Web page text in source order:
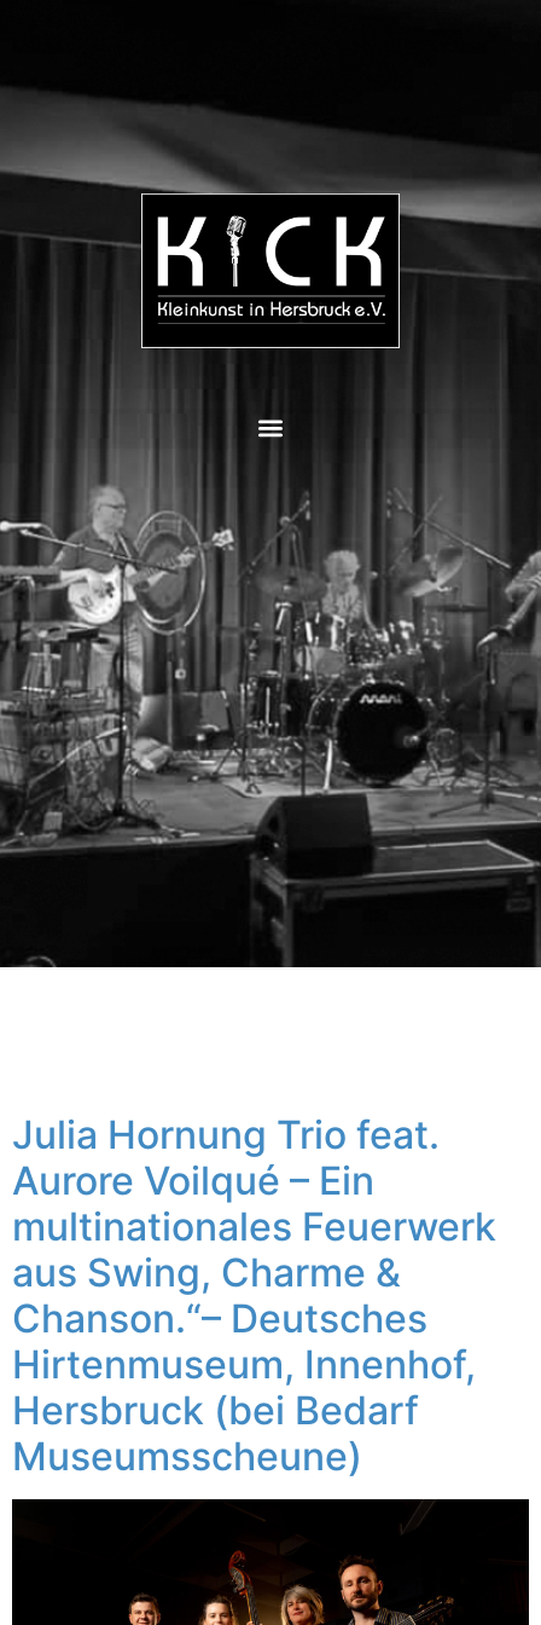
Julia Hornung Trio feat.
Aurore Voilqué – Ein
multinationales Feuerwerk
aus Swing, Charme &
Chanson.“– Deutsches
Hirtenmuseum, Innenhof,
Hersbruck (bei Bedarf
Museumsscheune)